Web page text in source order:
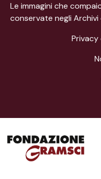
Le immagini che
conservate negli Archivi